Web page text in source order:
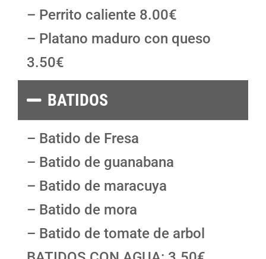
– Perrito caliente 8.00€
– Platano maduro con queso
3.50€
BATIDOS
– Batido de Fresa
– Batido de guanabana
– Batido de maracuya
– Batido de mora
– Batido de tomate de arbol